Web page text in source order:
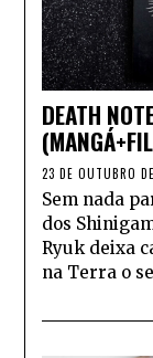
DEATH
23 DE OUTUBRO
Sem nada
dos
Ryuk deixa
na Terra o